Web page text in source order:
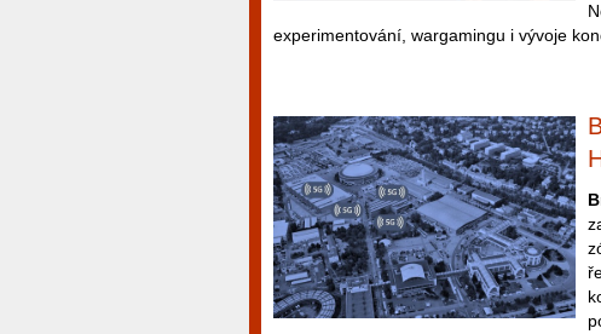
experimentování, wargamingu i vývoje